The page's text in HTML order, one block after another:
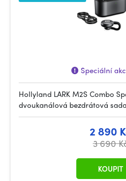
Speciální
Hollyland LARK M2S Combo
dvoukanálová bezdrátová
2 890
3 690
KOUPIT